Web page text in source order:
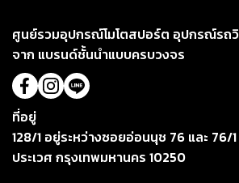
ศูนย์รวมอุปกรณ์โมโตสปอร์ต อุปกรณ์รถ
จาก แบรนด์ชั้นนำแบบครบวงจร
ที่อยู่
128/1 อยู่ระหว่างซอยอ่อนนุช 76 และ 76/
ประเวศ กรุงเทพมหานคร 10250